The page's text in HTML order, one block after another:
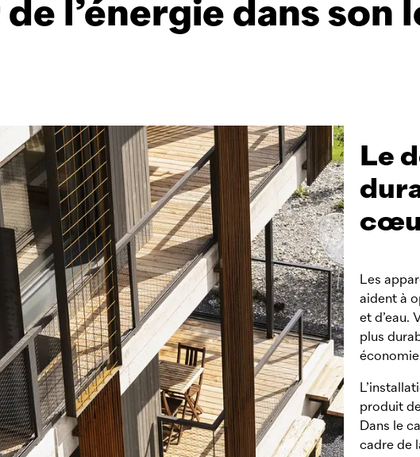
l’énergie dans son
Le
Les
aident à
et d’eau.
plus
produit
Dans le
cadre de